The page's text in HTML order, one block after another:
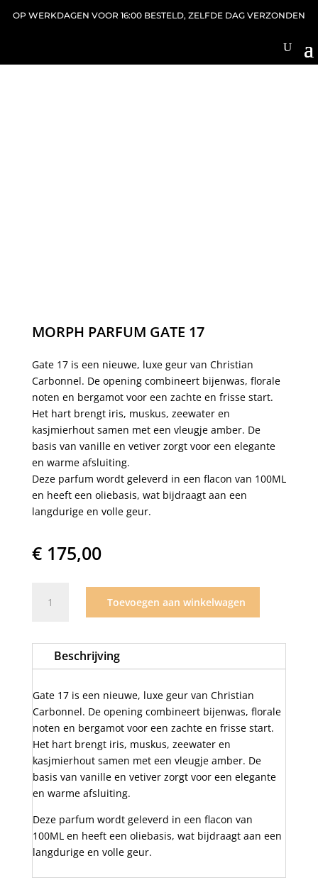
OP WERKDAGEN VOOR 16:00 BESTELD, ZELFDE DAG VERZONDEN
MORPH PARFUM GATE 17
Gate 17 is een nieuwe, luxe geur van Christian
Carbonnel. De opening combineert bijenwas, florale
noten en bergamot voor een zachte en frisse start.
Het hart brengt iris, muskus, zeewater en
kasjmierhout samen met een vleugje amber. De
basis van vanille en vetiver zorgt voor een elegante
en warme afsluiting.
Deze parfum wordt geleverd in een flacon van 100ML
en heeft een oliebasis, wat bijdraagt aan een
langdurige en volle geur.
€175,00
parfum
aantal
Toevoegen aan winkelwagen
Beschrijving
Gate 17 is een nieuwe, luxe geur van Christian
Carbonnel. De opening combineert bijenwas, florale
noten en bergamot voor een zachte en frisse start.
Het hart brengt iris, muskus, zeewater en
kasjmierhout samen met een vleugje amber. De
basis van vanille en vetiver zorgt voor een elegante
en warme afsluiting.
Deze parfum wordt geleverd in een flacon van
100ML en heeft een oliebasis, wat bijdraagt aan een
langdurige en volle geur.